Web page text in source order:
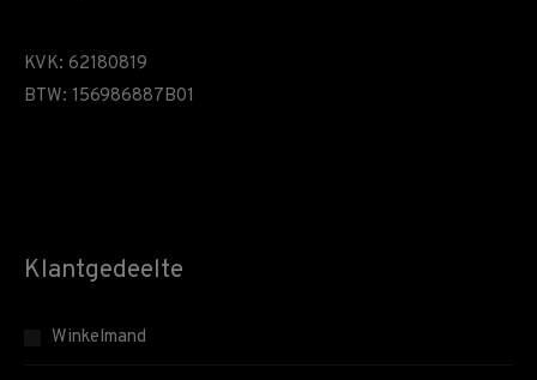
KVK: 62180819
BTW: 156986887B01
Klantgedeelte
Winkelmand